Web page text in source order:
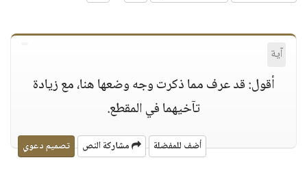
آية
أقول: قد عرف مما ذكرت وجه وضعها هنا، مع زيادة
تآخيهما في المقطع.
أضف للمفضلة مشاركة النص تصميم دعوي